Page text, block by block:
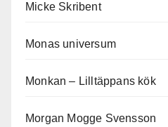
Micke Skribent
Monas universum
Monkan – Lilltäppans kök
Morgan Mogge Svensson